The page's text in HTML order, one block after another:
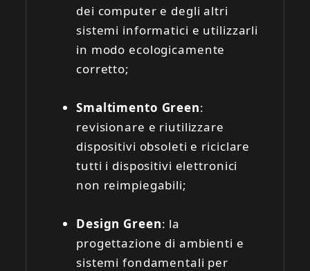
dei computer e degli altri
sistemi informatici e utilizzarli
in modo ecologicamente
corretto;
Smaltimento Green:
revisionare e riutilizzare
dispositivi obsoleti e riciclare
tutti i dispositivi elettronici
non reimpiegabili;
Design Green: la
progettazione di ambienti e
sistemi fondamentali per